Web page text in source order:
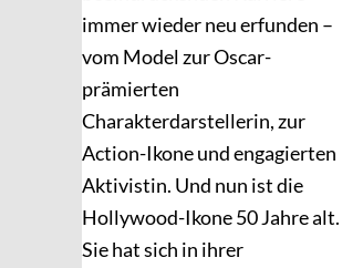
immer wieder neu erfunden –
vom Model zur Oscar-
prämierten
Charakterdarstellerin, zur
Action-Ikone und engagierten
Aktivistin. Und nun ist die
Hollywood-Ikone 50 Jahre alt.
Sie hat sich in ihrer